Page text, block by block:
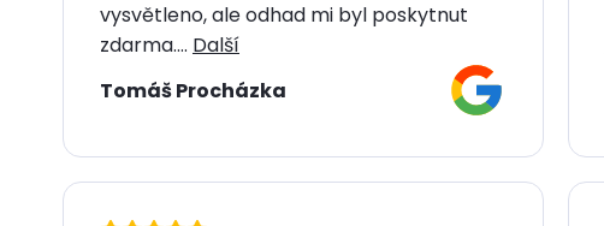
vysvětleno, ale odhad mi byl poskytnut
zdarma.... Další
Tomáš Procházka